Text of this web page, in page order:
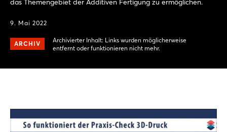
das Themengebiet der Additiven Fertigung zu ermöglichen.
9. Mai 2022
ARCHIV
Archivierter Inhalt: Links wurden möglicherweise
entfernt oder funktionieren nicht mehr.